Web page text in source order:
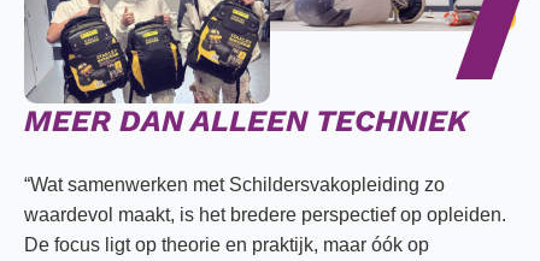
MEER DAN ALLEEN TECHNIEK
“Wat samenwerken met Schildersvakopleiding zo
waardevol maakt, is het bredere perspectief op opleiden.
De focus ligt op theorie en praktijk, maar óók op